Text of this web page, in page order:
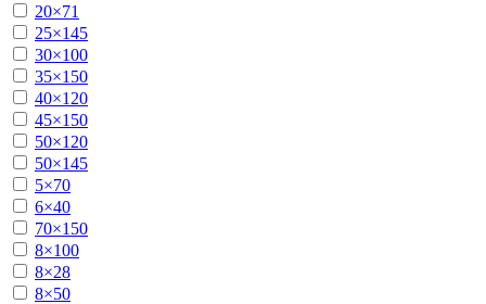
20×71
25×145
30×100
35×150
40×120
45×150
50×120
50×145
5×70
6×40
70×150
8×100
8×28
8×50